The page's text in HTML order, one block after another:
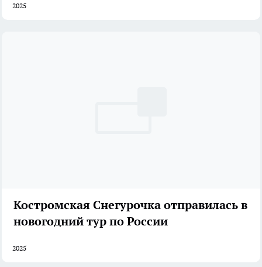
2025
Костромская Снегурочка отправилась в
новогодний тур по России
2025